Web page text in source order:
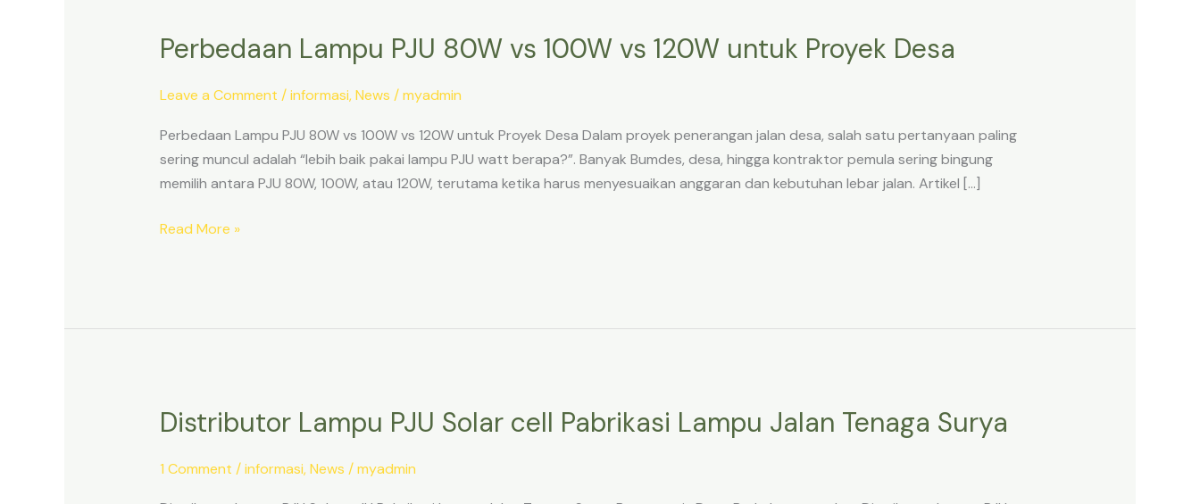
Perbedaan Lampu PJU 80W vs 100W vs 120W untuk Proyek Desa
Leave a Comment /informasi,News /myadmin
Perbedaan Lampu PJU 80W vs 100W vs 120W untuk Proyek Desa Dalam proyek penerangan jalan desa, salah satu pertanyaan paling
sering muncul adalah “lebih baik pakai lampu PJU watt berapa?”. Banyak Bumdes, desa, hingga kontraktor pemula sering bingung
memilih antara PJU 80W, 100W, atau 120W, terutama ketika harus menyesuaikan anggaran dan kebutuhan lebar jalan. Artikel […]
Perbedaan
PJU
vs
100W
vs
untuk
Read More »
Distributor Lampu PJU Solar cell Pabrikasi Lampu Jalan Tenaga Surya
1 Comment /informasi,News /myadmin
Distributor
PJU